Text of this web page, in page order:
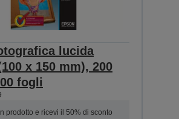
lucida
x 150 mm), 200
fogli
prodotto e ricevi il 50% di sconto